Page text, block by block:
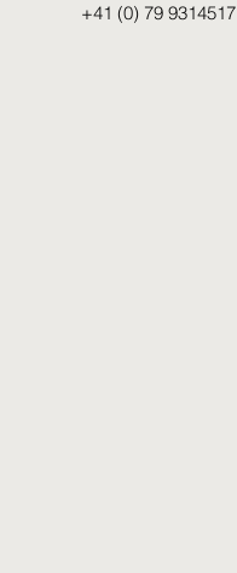
+41 (0) 79 9314517